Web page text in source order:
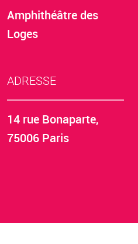
Amphithéâtre des
Loges
ADRESSE
14 rue Bonaparte,
75006 Paris